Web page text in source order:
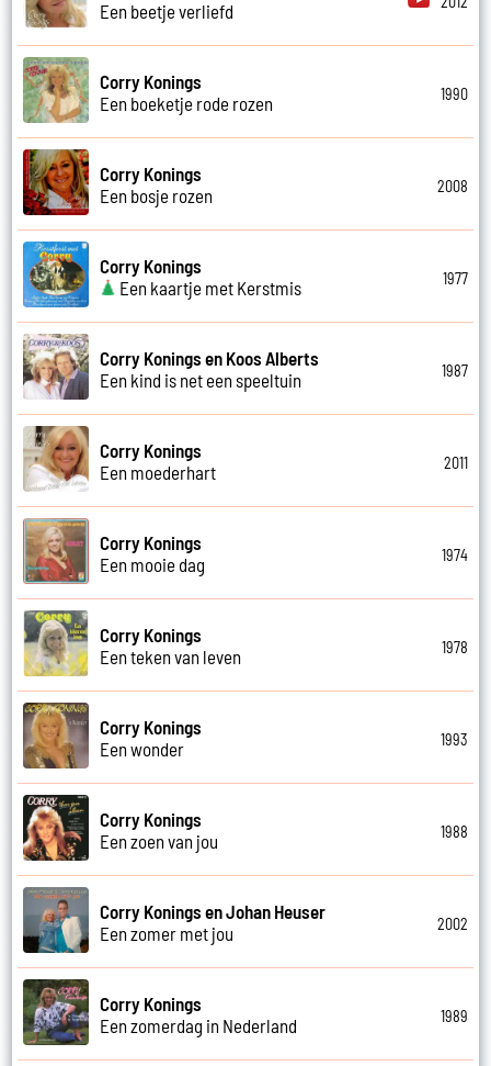
Een beetje verliefd
Corry Konings
Een boeketje rode rozen
1990
Corry Konings
Een bosje rozen
2008
Corry Konings
Een kaartje met Kerstmis
1977
Corry Konings en Koos Alberts
Een kind is net een speeltuin
1987
Corry Konings
Een moederhart
2011
Corry Konings
Een mooie dag
1974
Corry Konings
Een teken van leven
1978
Corry Konings
Een wonder
1993
Corry Konings
Een zoen van jou
1988
Corry Konings en Johan Heuser
Een zomer met jou
2002
Corry Konings
Een zomerdag in Nederland
1989